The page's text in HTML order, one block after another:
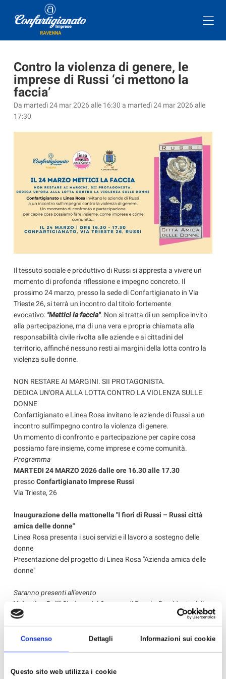
Consenso Dettagli Informazioni sui cookie
Questo sito web utilizza i cookie
Contro la violenza di genere, le
imprese di Russi ‘ci mettono la
faccia’
Da martedì 24 mar 2026 alle 16:30 a martedì 24 mar 2026 alle
17:30
Il tessuto sociale e produttivo di Russi si appresta a vivere un
momento di profonda riflessione e impegno concreto. Il
prossimo 24 marzo, presso la sede di Confartigianato in Via
Trieste 26, si terrà un incontro dal titolo fortemente
evocativo: "Mettici la faccia". Non si tratta di un semplice invito
alla partecipazione, ma di una vera e propria chiamata alla
responsabilità civile rivolta alle aziende e ai cittadini del
territorio, affinché nessuno resti ai margini della lotta contro la
violenza sulle donne.
NON RESTARE AI MARGINI. SII PROTAGONISTA.
DEDICA UN'ORA ALLA LOTTA CONTRO LA VIOLENZA SULLE
DONNE
Confartigianato e Linea Rosa invitano le aziende di Russi a un
incontro sull'impegno contro la violenza di genere.
Un momento di confronto e partecipazione per capire cosa
possiamo fare insieme, come imprese e come comunità.
Programma
MARTEDI 24 MARZO 2026 dalle ore 16.30 alle 17.30
presso Confartigianato Imprese Russi
Via Trieste, 26
Inaugurazione della mattonella "I fiori di Russi – Russi città
amica delle donne"
Linea Rosa presenta i suoi servizi e il lavoro a sostegno delle
donne
Presentazione del progetto di Linea Rosa "Azienda amica delle
donne"
Saranno presenti all'evento
Valentina Palli Sindaca del Comune di Russi e Presidente della
Provincia
Alessandra BagnaraPresidente di Linea Rosa
Emanuela Bacchilega
Presidente Provinciale Confartigianato
Ravenna